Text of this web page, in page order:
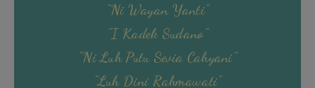
“Ni Wayan Yanti"
"I Kadek Sudano"
"Ni Luh Putu Sevia Cahyani"
"Luh Dini Rahmawati"